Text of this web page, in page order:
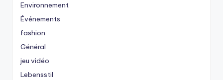
Environnement
Événements
fashion
Général
jeu vidéo
Lebensstil